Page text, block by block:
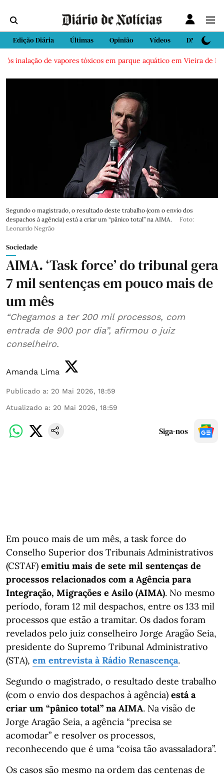
Edição Diária Últimas Opinião Vídeos DN Sport
de vapores tóxicos em parque aquático em Vieira de Leiria
Segundo o magistrado, o resultado deste trabalho (com o envio dos
despachos à agência) está a criar um “pânico total” na AIMA.
Foto:
Leonardo Negrão
Sociedade
AIMA. ‘Task force’ do tribunal gera
7 mil sentenças em pouco mais de
um mês
“Chegamos a ter 200 mil processos, com
entrada de 900 por dia”, afirmou o juiz
conselheiro.
Amanda Lima
Publicado a: 20 Mai 2026, 18:59
Atualizado a: 20 Mai 2026, 18:59
Siga-nos
Em pouco mais de um mês, a task force do
Conselho Superior dos Tribunais Administrativos
(CSTAF) emitiu mais de sete mil sentenças de
processos relacionados com a Agência para
Integração, Migrações e Asilo (AIMA). No mesmo
período, foram 12 mil despachos, entre os 133 mil
processos que estão a tramitar. Os dados foram
revelados pelo juiz conselheiro Jorge Aragão Seia,
presidente do Supremo Tribunal Administrativo
(STA), em entrevista à Rádio Renascença.
Segundo o magistrado, o resultado deste trabalho
(com o envio dos despachos à agência) está a
criar um “pânico total” na AIMA. Na visão de
Jorge Aragão Seia, a agência “precisa se
acomodar” e resolver os processos,
reconhecendo que é uma “coisa tão avassaladora”.
Os casos são mesmo na ordem das centenas de